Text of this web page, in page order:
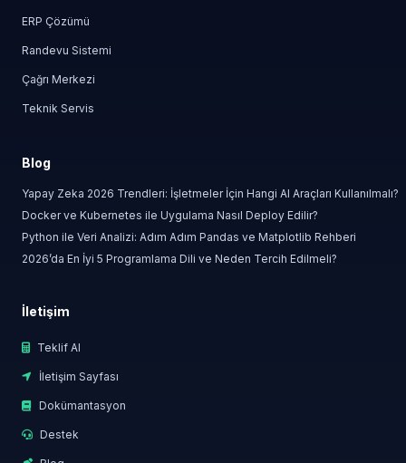
ERP Çözümü
Randevu Sistemi
Çağrı Merkezi
Teknik Servis
Blog
Yapay Zeka 2026 Trendleri: İşletmeler İçin Hangi AI Araçları Kullanılmalı?
Docker ve Kubernetes ile Uygulama Nasıl Deploy Edilir?
Python ile Veri Analizi: Adım Adım Pandas ve Matplotlib Rehberi
2026’da En İyi 5 Programlama Dili ve Neden Tercih Edilmeli?
İletişim
Teklif Al
İletişim Sayfası
Dokümantasyon
Destek